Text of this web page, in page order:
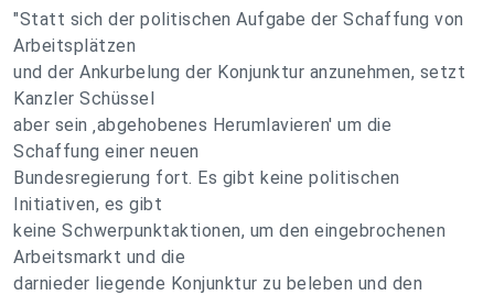
"Statt sich der politischen Aufgabe der Schaffung von
Arbeitsplätzen
und der Ankurbelung der Konjunktur anzunehmen, setzt
Kanzler Schüssel
aber sein ‚abgehobenes Herumlavieren' um die
Schaffung einer neuen
Bundesregierung fort. Es gibt keine politischen
Initiativen, es gibt
keine Schwerpunktaktionen, um den eingebrochenen
Arbeitsmarkt und die
darnieder liegende Konjunktur zu beleben und den